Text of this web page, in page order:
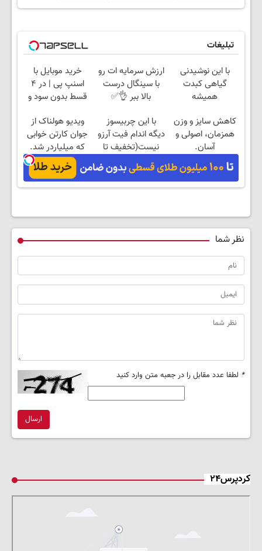
تبلیغات
با این نوشیدنی
گیاهی کبدت
همیشه
ارزش سرمایه ات رو
با سینگال درست
بالا ببر 👌✅
خرید موبایل با
اسنپ پی | در ۴
قسط بدون سود و
کاهش سایز و وزن
همزمان، اصولی و
آسان.
با این چربیسوز
دیگه اندام فیت آرزو
نیست(تخفیف تا
امشب)
ویدیو هولناک از
جوان کارتن خوابی
که میلیاردر شد.
آموزش رایگان
نظر شما
* لطفا عدد مقابل را در جعبه متن وارد کنید
ارسال
کردپرس۲۴